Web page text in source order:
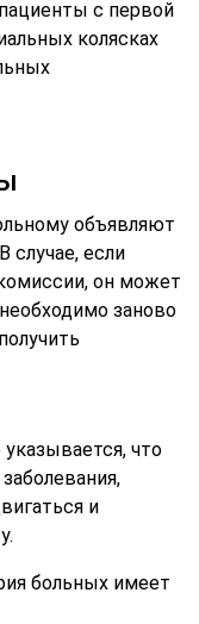
с первой
колясках
объявляют
случае, если
он может
заново
что
и
больных имеет